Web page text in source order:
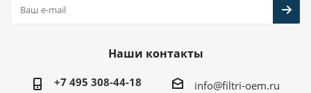
Наши контакты
+7 495 308-44-18 info@filtri-oem.ru